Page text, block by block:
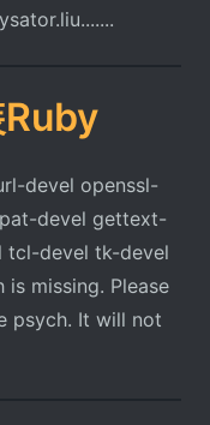
devel openssl-
devel gettext-
tcl-devel tk-devel
is missing. Please
psych. It will not